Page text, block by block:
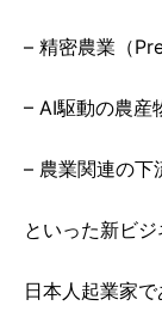
– 精密農業（
– AI駆動の農産
– 農業関連の下
といった新ビ
日本人起業家